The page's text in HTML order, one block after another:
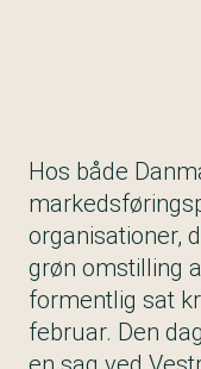
Hos både
organisationer,
grøn omstilling
formentlig sat
februar. Den